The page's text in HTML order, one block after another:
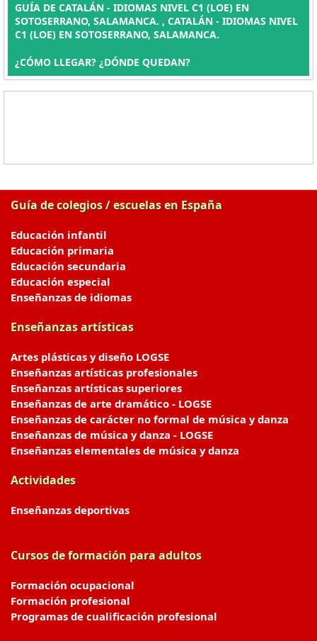
GUÍA DE CATALÁN - IDIOMAS NIVEL C1 (LOE) EN
SOTOSERRANO, SALAMANCA. , CATALÁN - IDIOMAS NIVEL
C1 (LOE) EN SOTOSERRANO, SALAMANCA.
¿CÓMO LLEGAR? ¿DÓNDE QUEDAN?
Guía de colegios / escuelas en España
Educación infantil
Educación primaria
Educación secundaria
Educación especial
Enseñanzas de idiomas
Enseñanzas artísticas
Artes plásticas y diseño LOGSE
Enseñanzas artísticas profesionales
Enseñanzas artísticas superiores
Enseñanzas de arte dramático - LOGSE
Enseñanzas de carácter no formal de música y danza
Enseñanzas de música y danza - LOGSE
Enseñanzas elementales de música y danza
Actividades
Enseñanzas deportivas
Cursos de formación para adultos
Formación ocupacional
Formación profesional
Programas de cualificación profesional